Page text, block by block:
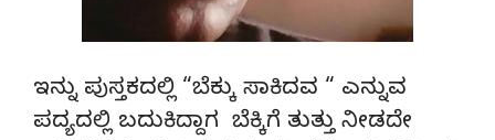
ಇನ್ನು ಪುಸ್ತಕದಲ್ಲಿ “ಬೆಕ್ಕು ಸಾಕಿದವ “ ಎನ್ನುವ
ಪದ್ಯದಲ್ಲಿ ಬದುಕಿದ್ದಾಗ ಬೆಕ್ಕಿಗೆ ತುತ್ತು ನೀಡದೇ